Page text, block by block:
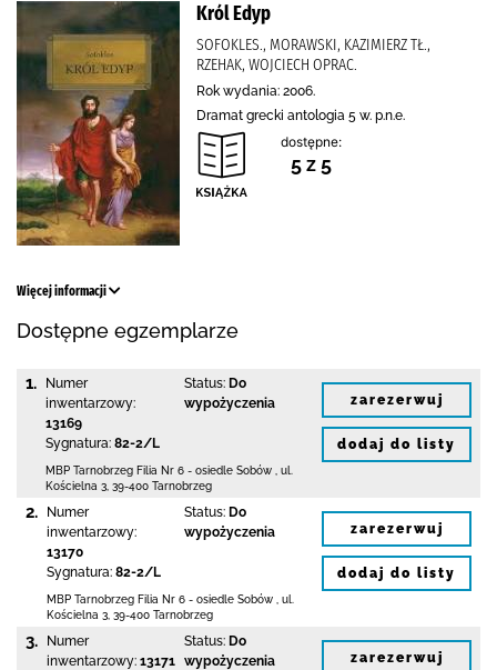
Król Edyp
SOFOKLES., MORAWSKI, KAZIMIERZ TŁ.,
RZEHAK, WOJCIECH OPRAC.
Rok wydania: 2006.
Dramat grecki antologia 5 w. p.n.e.
dostępne:
5 z 5
Więcej informacji
Dostępne egzemplarze
1.
Numer
inwentarzowy:
13169
Sygnatura: 82-2/L
Status: Do
wypożyczenia
MBP Tarnobrzeg Filia Nr 6 - osiedle Sobów
ul.
Kościelna 3 39-400 Tarnobrzeg
zarezerwuj
dodaj do listy
2.
Numer
inwentarzowy:
13170
Sygnatura: 82-2/L
Status: Do
wypożyczenia
MBP Tarnobrzeg Filia Nr 6 - osiedle Sobów
ul.
Kościelna 3 39-400 Tarnobrzeg
zarezerwuj
dodaj do listy
3.
Numer
inwentarzowy: 13171
Status: Do
wypożyczenia
zarezerwuj